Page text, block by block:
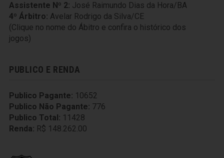
Assistente Nº 2: José Raimundo Dias da Hora/BA
4º Árbitro: Avelar Rodrigo da Silva/CE
(Clique no nome do Ábitro e confira o histórico dos
jogos)
PUBLICO E RENDA
Publico Pagante: 10652
Publico Não Pagante: 776
Publico Total: 11428
Renda: R$ 148.262.00